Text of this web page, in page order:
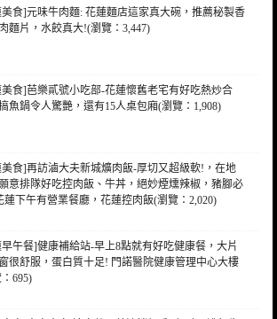
食]元味牛肉麵: 花蓮麵店這家真大碗，推薦秘製香
麵片，水餃真大!(瀏覽：3,447)
食]芭樂貳號小吃部-花蓮懷舊老宅有好吃熱炒合
魚鍋令人驚艷，還有15人桌包廂(瀏覽：1,908)
食]再訪滷大夫新城爌肉飯-厚切又超級軟!，在地
意排隊好吃控肉飯、牛丼，絕妙煙燻辣椒，豬腳必
蓮下午有營業餐廳，花蓮控肉飯(瀏覽：2,020)
午餐]健康補給站-早上8點就有好吃健康餐，大片
很舒服，蛋白質十足! 門諾醫院健康管理中心大樓
695)